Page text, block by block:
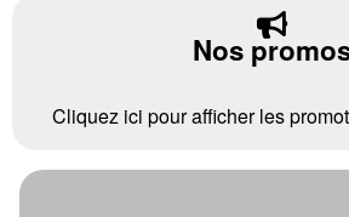
Nos
Cliquez ici pour afficher les